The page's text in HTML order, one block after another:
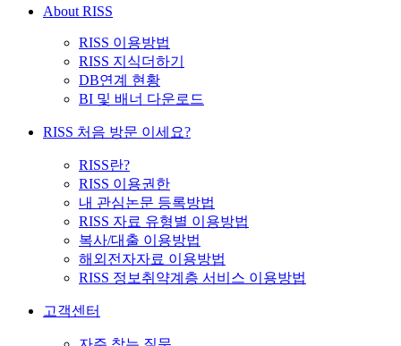
About RISS
RISS 이용방법
RISS 지식더하기
DB연계 현황
BI 및 배너 다운로드
RISS 처음 방문 이세요?
RISS란?
RISS 이용권한
내 관심논문 등록방법
RISS 자료 유형별 이용방법
복사/대출 이용방법
해외전자자료 이용방법
RISS 정보취약계층 서비스 이용방법
고객센터